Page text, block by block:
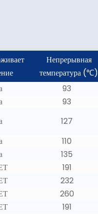
Непрерывная
температура (℃)
93
93
127
110
135
191
232
260
191